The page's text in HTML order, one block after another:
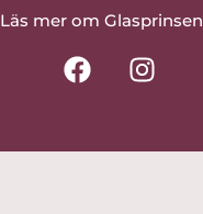
Läs mer om Glasprinsen
F
a
I
n